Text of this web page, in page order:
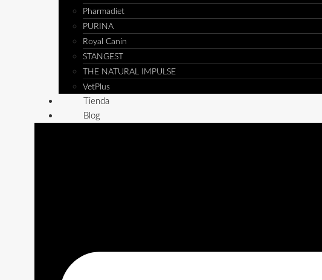
Pharmadiet
PURINA
Royal Canin
STANGEST
THE NATURAL IMPULSE
VetPlus
Tienda
Blog